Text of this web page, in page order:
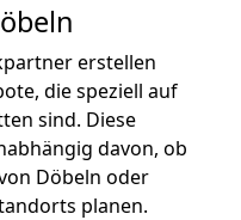
erstellen
die speziell auf
sind. Diese
davon, ob
Döbeln oder
planen.